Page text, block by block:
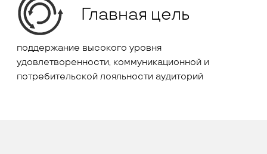
Главная цель
поддержание высокого уровня
удовлетворенности, коммуникационной и
потребительской лояльности аудиторий